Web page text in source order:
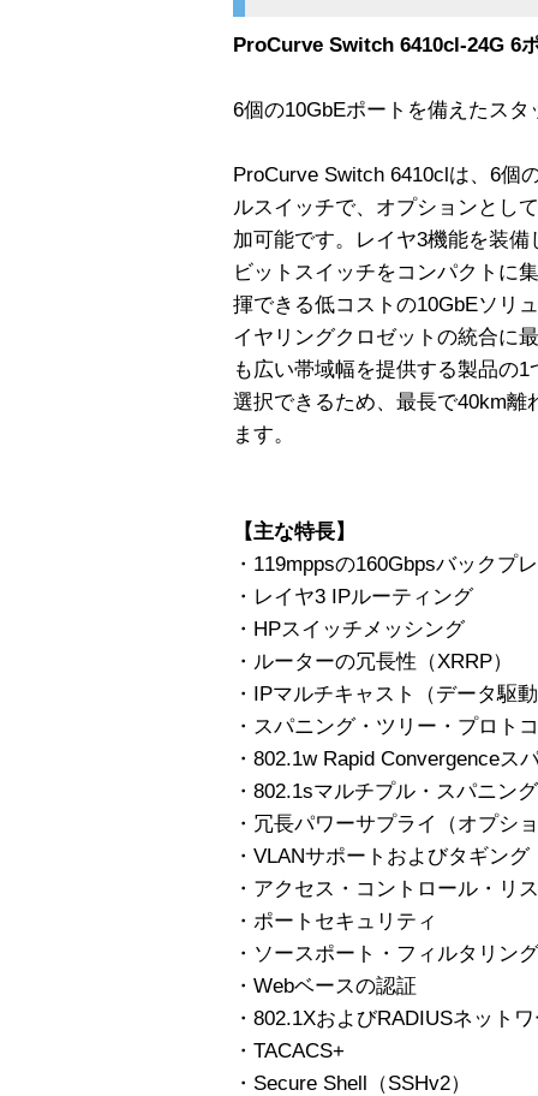
ProCurve Switch 6410cl-24G 6
6個の10GbEポートを備えたスタ
ProCurve Switch 6410clは、6個
ルスイッチで、オプションとし
加可能です。レイヤ3機能を装
ビットスイッチをコンパクトに
揮できる低コストの10GbEソリ
イヤリングクロゼットの統合に
も広い帯域幅を提供する製品の
選択できるため、最長で40km
ます。
【主な特長】
・119mppsの160Gbpsバックプ
・レイヤ3 IPルーティング
・HPスイッチメッシング
・ルーターの冗長性（XRRP）
・IPマルチキャスト（データ駆
・スパニング・ツリー・プロト
・802.1w Rapid Convergenceス
・802.1sマルチプル・スパニン
・冗長パワーサプライ（オプシ
・VLANサポートおよびタギング
・アクセス・コントロール・リ
・ポートセキュリティ
・ソースポート・フィルタリング
・Webベースの認証
・802.1XおよびRADIUSネット
・TACACS+
・Secure Shell（SSHv2）